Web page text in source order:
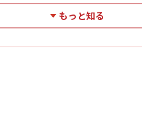
もっと知る